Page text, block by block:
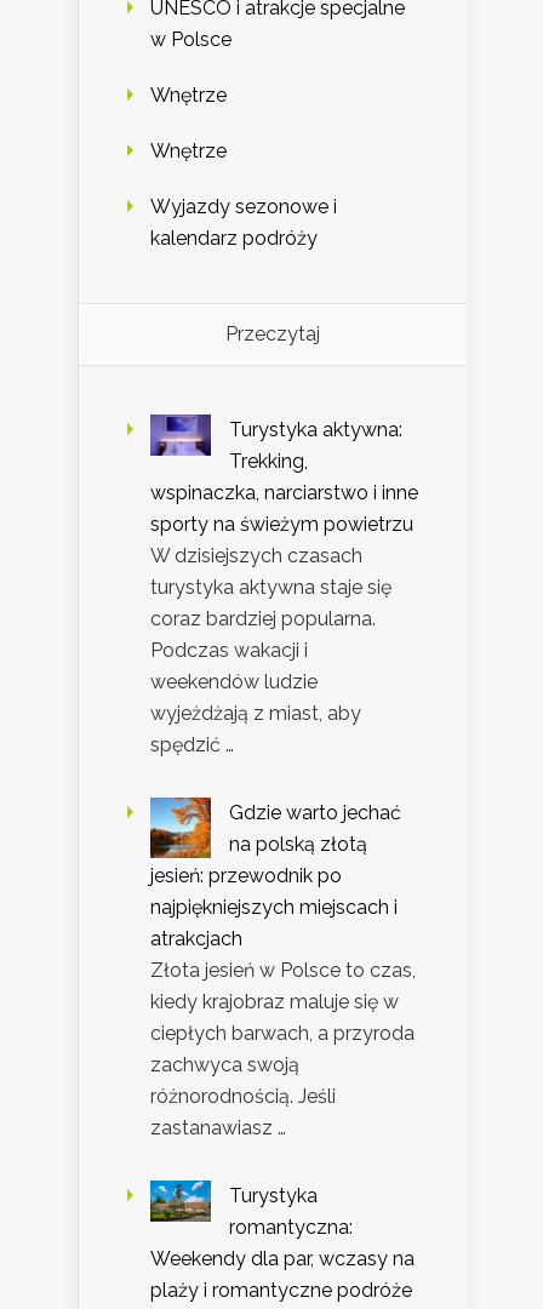
UNESCO i atrakcje specjalne
w Polsce
Wnętrze
Wnętrze
Wyjazdy sezonowe i
kalendarz podróży
Przeczytaj
Turystyka aktywna:
Trekking,
wspinaczka, narciarstwo i inne
sporty na świeżym powietrzu
W dzisiejszych czasach
turystyka aktywna staje się
coraz bardziej popularna.
Podczas wakacji i
weekendów ludzie
wyjeżdżają z miast, aby
spędzić …
Gdzie warto jechać
na polską złotą
jesień: przewodnik po
najpiękniejszych miejscach i
atrakcjach
Złota jesień w Polsce to czas,
kiedy krajobraz maluje się w
ciepłych barwach, a przyroda
zachwyca swoją
różnorodnością. Jeśli
zastanawiasz …
Turystyka
romantyczna:
Weekendy dla par, wczasy na
plaży i romantyczne podróże